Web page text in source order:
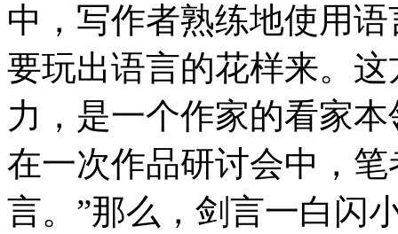
中，写作者熟练地使用
要玩出语言的花样来。
力，是一个作家的看家
在一次作品研讨会中，
言。”那么，剑言一白闪